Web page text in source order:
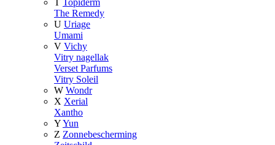
T Topiderm
The Remedy
U Uriage
Umami
V Vichy
Vitry nagellak
Verset Parfums
Vitry Soleil
W Wondr
X Xerial
Xantho
YYun
Z Zonnebescherming